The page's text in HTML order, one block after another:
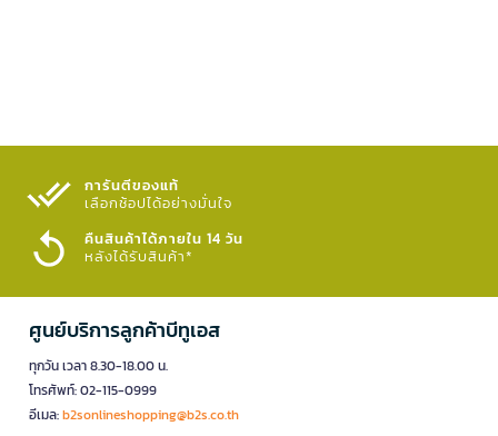
การันตีของแท้
เลือกช้อปได้อย่างมั่นใจ​
คืนสินค้าได้ภายใน 14 วัน
หลังได้รับสินค้า*
ศูนย์บริการลูกค้าบีทูเอส
ทุกวัน เวลา 8.30-18.00 น.
โทรศัพท์: 02-115-0999
อีเมล:b2sonlineshopping@b2s.co.th